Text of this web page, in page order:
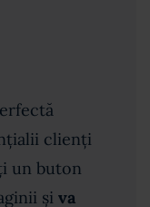
clienți
un buton
și va